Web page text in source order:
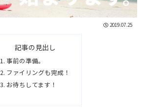
2019.07.25
記事の見出し
事前の準備。
ファイリングも完成！
お待ちしてます！